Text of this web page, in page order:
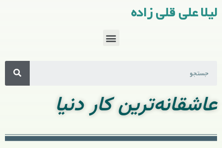
لیلا علی قلی زاده
عاشقانه‌ترین کار دنیا